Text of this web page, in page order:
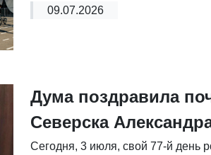
09.07.2026
Дума поздравила
Северска
Сегодня, 3 июля, свой 77-й день